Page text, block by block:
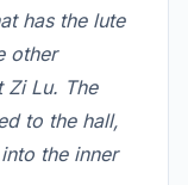
has the lute
other
Zi Lu. The
to the hall,
the inner